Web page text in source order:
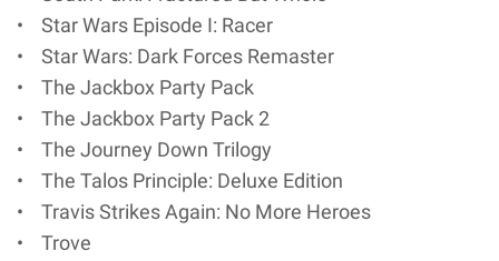
• Star Wars Episode I: Racer
• Star Wars: Dark Forces Remaster
• The Jackbox Party Pack
• The Jackbox Party Pack 2
• The Journey Down Trilogy
• The Talos Principle: Deluxe Edition
• Travis Strikes Again: No More Heroes
• Trove